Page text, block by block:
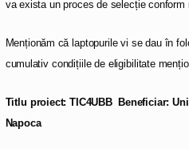
va exista un proces de selecție conform
Menționăm că laptopurile vi se dau în
cumulativ condițiile de eligibilitate
Titlu proiect: TIC4UBB Beneficiar:
Napoca